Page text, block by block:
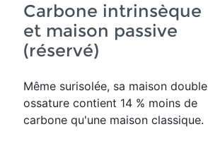
Carbone intrinsèque
et maison passive
(réservé)
Même surisolée, sa maison double
ossature contient 14 % moins de
carbone qu'une maison classique.